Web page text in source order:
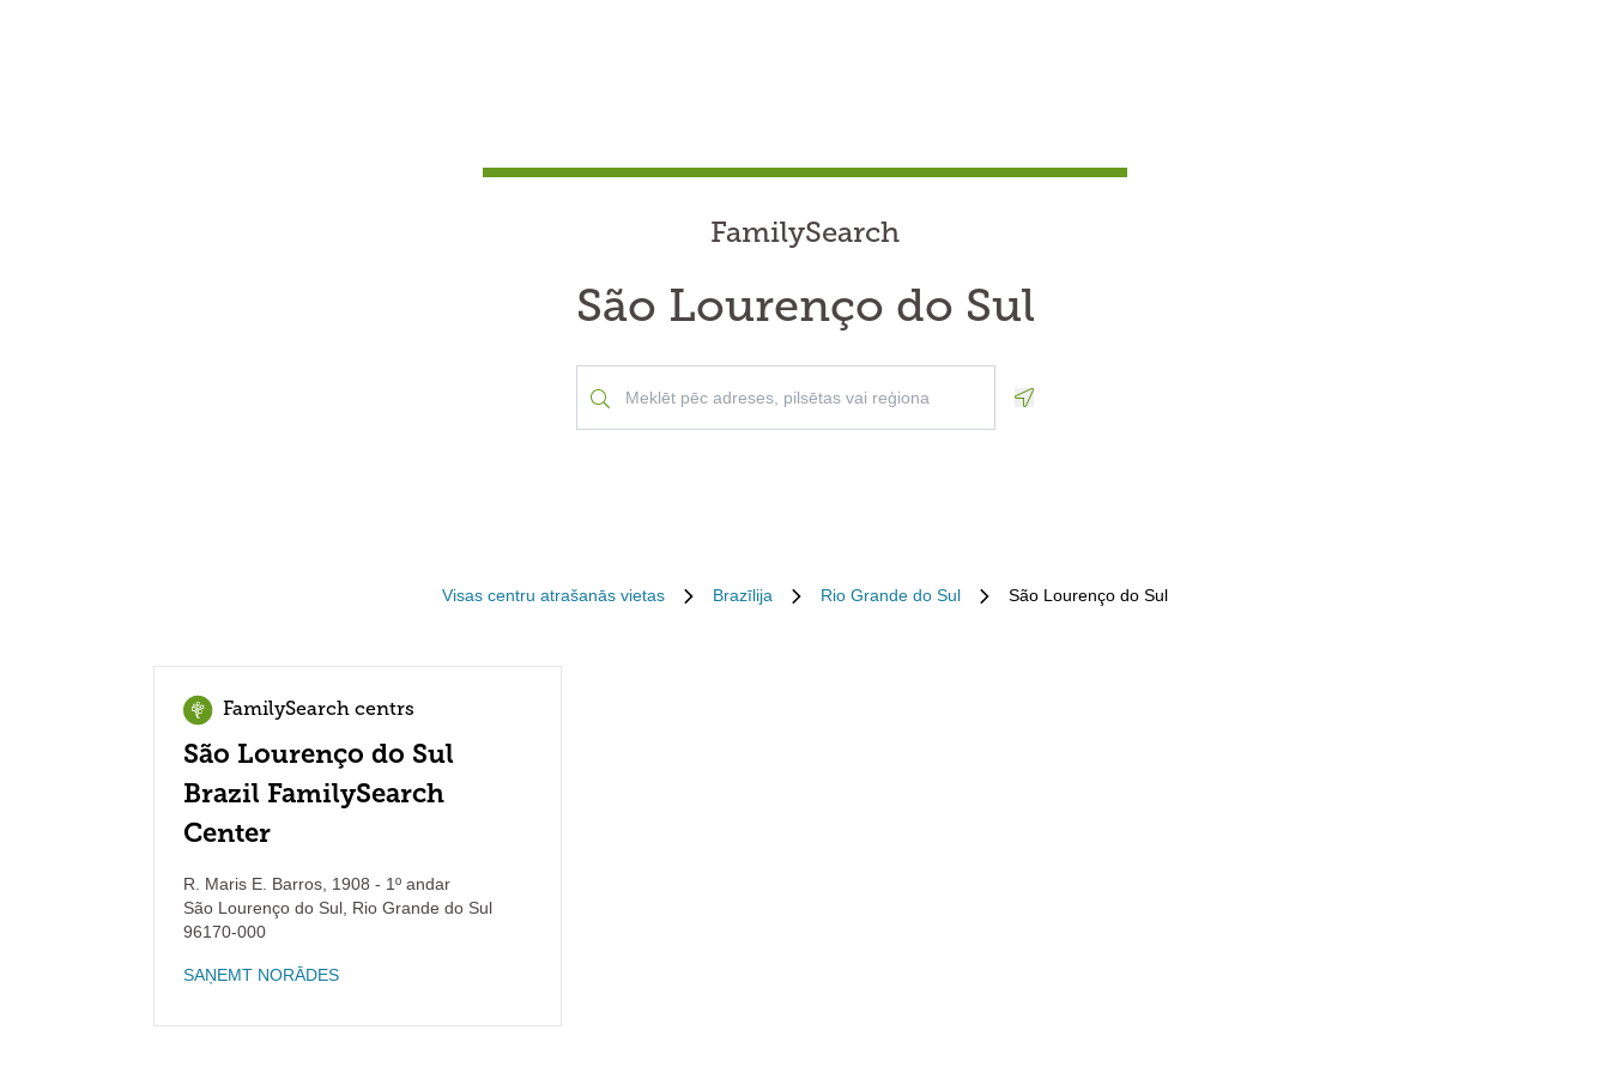
FamilySearch
São Lourenço do Sul
Visas centru atrašanās vietas Brazīlija Rio Grande do Sul São Lourenço do Sul
FamilySearch centrs
São Lourenço do Sul
Brazil FamilySearch
Center
R. Maris E. Barros, 1908 - 1º andar
São Lourenço do Sul Rio Grande do Sul
96170-000
SAŅEMT NORĀDES